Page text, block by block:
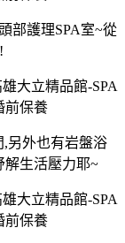
部護理SPA室~從
另外也有岩盤浴
解生活壓力耶~